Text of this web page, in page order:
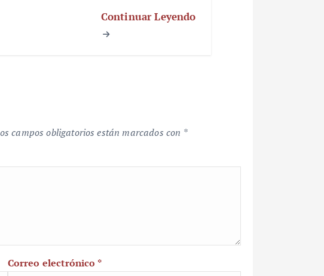
Continuar Leyendo
campos obligatorios están marcados con *
Correo electrónico *